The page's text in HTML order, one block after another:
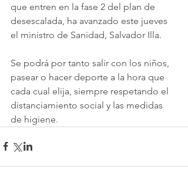
que entren en la fase 2 del plan de
desescalada, ha avanzado este jueves
el ministro de Sanidad, Salvador Illa.
Se podrá por tanto salir con los niños,
pasear o hacer deporte a la hora que
cada cual elija, siempre respetando el
distanciamiento social y las medidas
de higiene.